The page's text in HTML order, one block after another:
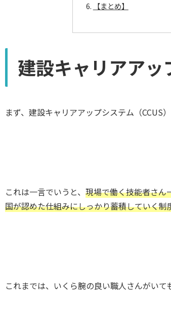
【まとめ】
建設キャリアアッ
まず、建設キャリアアップシステム（CCUS
これは一言でいうと、 現場で働く技能者さん
国が認めた仕組みにしっかり蓄積していく制
これまでは、いくら腕の良い職人さんがい